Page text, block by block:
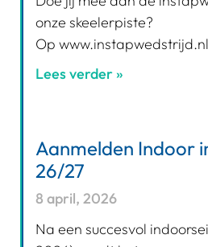
onze skeelerpiste?
Op
Lees verder »
Aanmelden Indoor
26/27
8 april, 2026
Na een succesvol